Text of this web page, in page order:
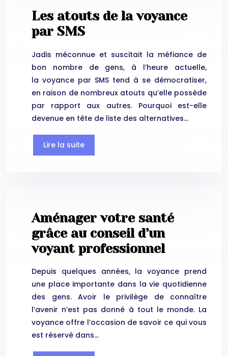
Les atouts de la voyance
par SMS
Jadis méconnue et suscitait la méfiance de
bon nombre de gens, à l’heure actuelle,
la voyance par SMS tend à se démocratiser,
en raison de nombreux atouts qu’elle possède
par rapport aux autres. Pourquoi est-elle
devenue en tête de liste des alternatives…
Lire la suite
Aménager votre santé
grâce au conseil d’un
voyant professionnel
Depuis quelques années, la voyance prend
une place importante dans la vie quotidienne
des gens. Avoir le privilège de connaître
l’avenir n’est pas donné à tout le monde. La
voyance offre l’occasion de savoir ce qui vous
est réservé dans…